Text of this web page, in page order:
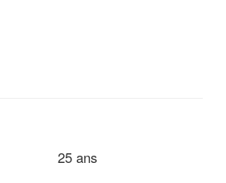
25 ans